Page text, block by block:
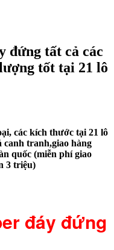
đứng tất cả các
tốt tại 21 lô
các kích thước tại 21 lô
tranh,giao hàng
quốc (miễn phí giao
3 triệu)
đáy đứng